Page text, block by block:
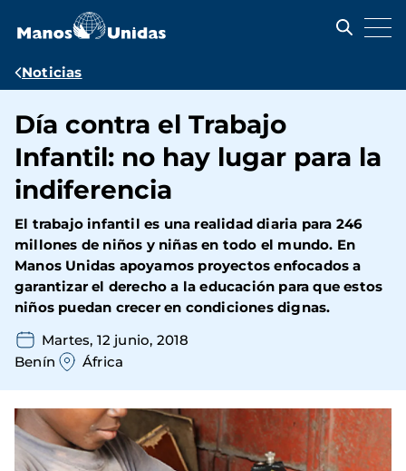
contenido
Ruta
navegación
Noticias
Día contra el Trabajo
Infantil: no hay lugar para la
indiferencia
El trabajo infantil es una realidad diaria para 246
millones de niños y niñas en todo el mundo. En
Manos Unidas apoyamos proyectos enfocados a
garantizar el derecho a la educación para que estos
niños puedan crecer en condiciones dignas.
Martes, 12 junio, 2018
Benín
África